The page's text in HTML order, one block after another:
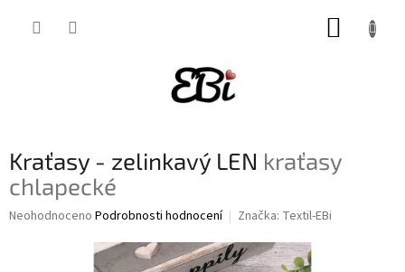
Kraťasy - zelinkavý LEN kraťasy
chlapecké
Průměrné
Neohodnoceno Podrobnosti hodnocení Značka: Textil-EBi